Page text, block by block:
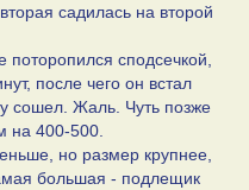
садилась на второй
сподсечкой,
после чего он встал
сошел. Жаль. Чуть позже
на 400-500.
но размер крупнее,
большая - подлещик